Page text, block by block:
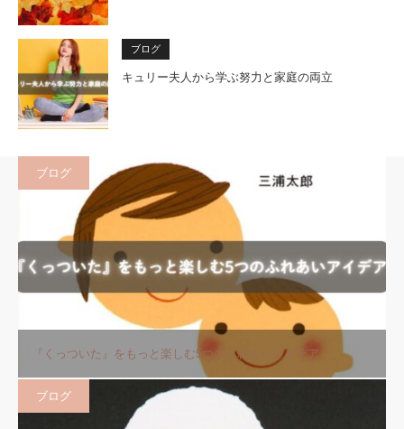
ブログ
キュリー夫人から学ぶ努力と家庭の両立
ブログ
『くっついた』をもっと楽しむ5つのふれあいアイデア
ブログ